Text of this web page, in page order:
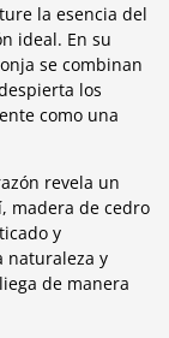
la esencia del
ideal. En su
se combinan
los
como una
revela un
madera de cedro
y
naturaleza y
de manera